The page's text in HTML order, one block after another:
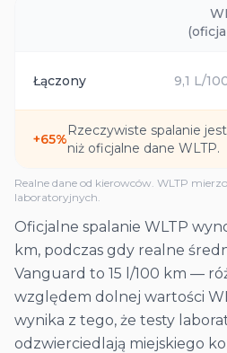
Łączony 9,1 L/
+65%
Rzeczywiste spalanie
niż oficjalne dane WLTP.
Realne dane od kierowców. WLTP
laboratoryjnych.
Oficjalne spalanie WLTP
km, podczas gdy realne
Vanguard to 15 l/100 km —
względem dolnej wartości
wynika z tego, że testy
odzwierciedlają miejskiego